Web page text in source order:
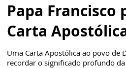
Papa Francisco
Carta
Uma Carta Apostólica ao povo de
recordar o significado profundo